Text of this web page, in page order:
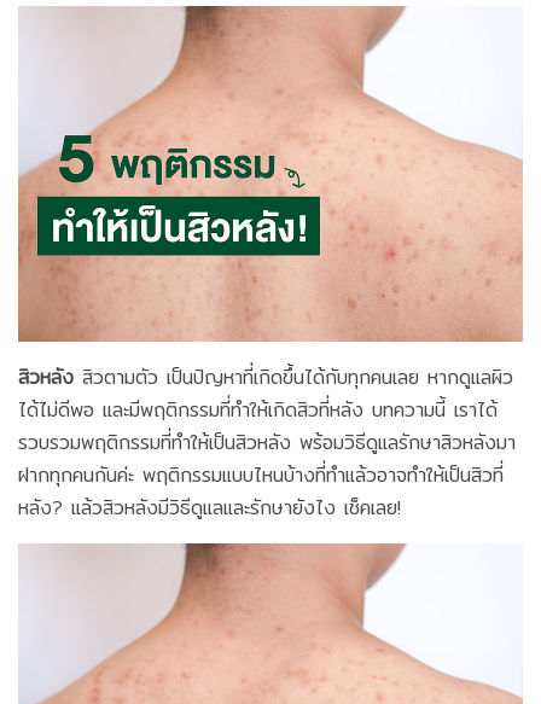
สิวหลัง สิวตามตัว เป็นปัญหาที่เกิดขึ้นได้กับทุกคนเลย หากดูแลผิว
ได้ไม่ดีพอ และมีพฤติกรรมที่ทำให้เกิดสิวที่หลัง บทความนี้ เราได้
รวบรวมพฤติกรรมที่ทำให้เป็นสิวหลัง พร้อมวิธีดูแลรักษาสิวหลังมา
ฝากทุกคนกันค่ะ พฤติกรรมแบบไหนบ้างที่ทำแล้วอาจทำให้เป็นสิวที่
หลัง? แล้วสิวหลังมีวิธีดูแลและรักษายังไง เช็คเลย!